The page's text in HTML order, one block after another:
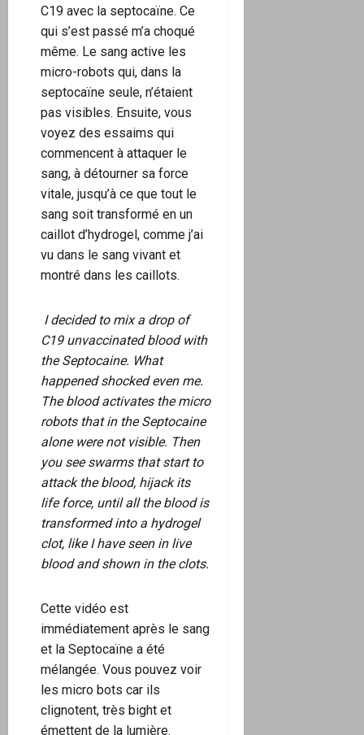
C19 avec la septocaïne. Ce
qui s’est passé m’a choqué
même. Le sang active les
micro-robots qui, dans la
septocaïne seule, n’étaient
pas visibles. Ensuite, vous
voyez des essaims qui
commencent à attaquer le
sang, à détourner sa force
vitale, jusqu’à ce que tout le
sang soit transformé en un
caillot d’hydrogel, comme j’ai
vu dans le sang vivant et
montré dans les caillots.
I decided to mix a drop of
C19 unvaccinated blood with
the Septocaine. What
happened shocked even me.
The blood activates the micro
robots that in the Septocaine
alone were not visible. Then
you see swarms that start to
attack the blood, hijack its
life force, until all the blood is
transformed into a hydrogel
clot, like I have seen in live
blood and shown in the clots.
Cette vidéo est
immédiatement après le sang
et la Septocaïne a été
mélangée. Vous pouvez voir
les micro bots car ils
clignotent, très bight et
émettent de la lumière.